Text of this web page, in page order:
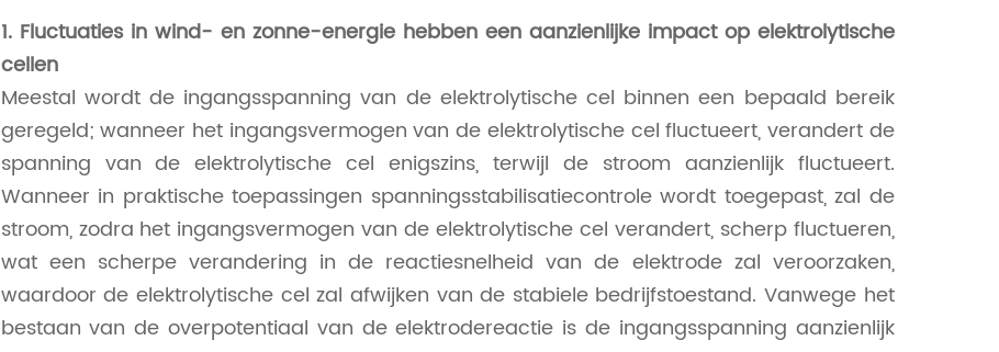
1. Fluctuaties in wind- en zonne-energie hebben een aanzienlijke impact op elektrolytische
cellen
Meestal wordt de ingangsspanning van de elektrolytische cel binnen een bepaald bereik
geregeld; wanneer het ingangsvermogen van de elektrolytische cel fluctueert, verandert de
spanning van de elektrolytische cel enigszins, terwijl de stroom aanzienlijk fluctueert.
Wanneer in praktische toepassingen spanningsstabilisatiecontrole wordt toegepast, zal de
stroom, zodra het ingangsvermogen van de elektrolytische cel verandert, scherp fluctueren,
wat een scherpe verandering in de reactiesnelheid van de elektrode zal veroorzaken,
waardoor de elektrolytische cel zal afwijken van de stabiele bedrijfstoestand. Vanwege het
bestaan van de overpotentiaal van de elektrodereactie is de ingangsspanning aanzienlijk